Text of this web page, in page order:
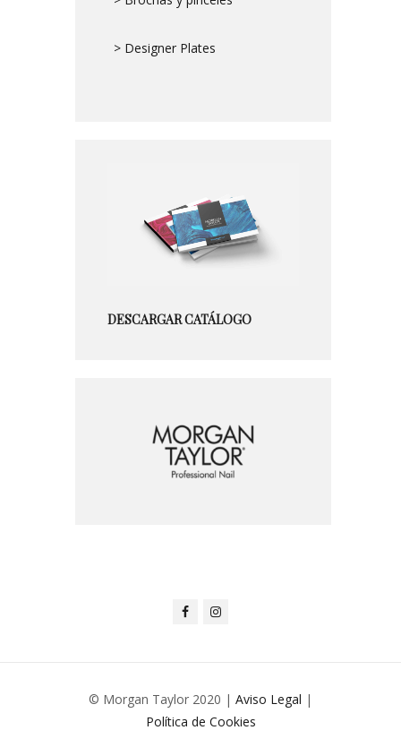
> Designer Plates
DESCARGAR CATÁLOGO
© Morgan Taylor 2020 | Aviso Legal |
Política de Cookies